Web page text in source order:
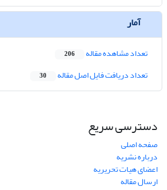
آمار
تعداد مشاهده مقاله 206
تعداد دریافت فایل اصل مقاله 30
دسترسی سریع
صفحه اصلی
درباره نشریه
اعضای هیات تحریریه
ارسال مقاله